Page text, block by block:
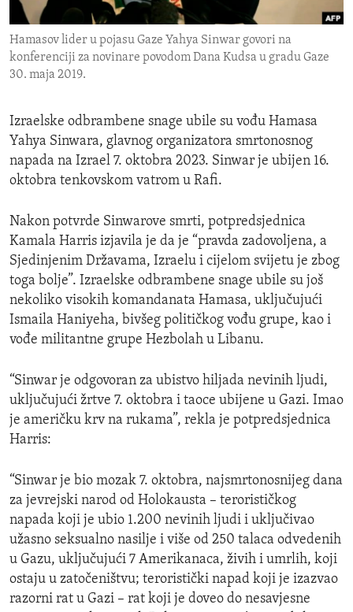
ENVIRONMENT AND HEALTH
IDEALS AND INSTITUTIONS
Hamasov lider u pojasu Gaze Yahya Sinwar govori na
konferenciji za novinare povodom Dana Kudsa u gradu Gaze
30. maja 2019.
Izraelske odbrambene snage ubile su vođu Hamasa
Yahya Sinwara, glavnog organizatora smrtonosnog
napada na Izrael 7. oktobra 2023. Sinwar je ubijen 16.
oktobra tenkovskom vatrom u Rafi.
Nakon potvrde Sinwarove smrti, potpredsjednica
Kamala Harris izjavila je da je “pravda zadovoljena, a
Sjedinjenim Državama, Izraelu i cijelom svijetu je zbog
toga bolje”. Izraelske odbrambene snage ubile su još
nekoliko visokih komandanata Hamasa, uključujući
Ismaila Haniyeha, bivšeg političkog vođu grupe, kao i
vođe militantne grupe Hezbolah u Libanu.
“Sinwar je odgovoran za ubistvo hiljada nevinih ljudi,
uključujući žrtve 7. oktobra i taoce ubijene u Gazi. Imao
je američku krv na rukama”, rekla je potpredsjednica
Harris:
“Sinwar je bio mozak 7. oktobra, najsmrtonosnijeg dana
za jevrejski narod od Holokausta – terorističkog
napada koji je ubio 1.200 nevinih ljudi i uključivao
užasno seksualno nasilje i više od 250 talaca odvedenih
u Gazu, uključujući 7 Amerikanaca, živih i umrlih, koji
ostaju u zatočeništvu; teroristički napad koji je izazvao
razorni rat u Gazi – rat koji je doveo do nesavjesne